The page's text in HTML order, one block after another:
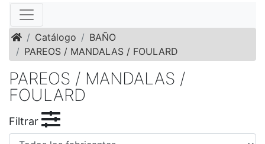
InicioCatálogo
BAÑO
PAREOS / MANDALAS / FOULARD
PAREOS / MANDALAS /
FOULARD
Filtrar